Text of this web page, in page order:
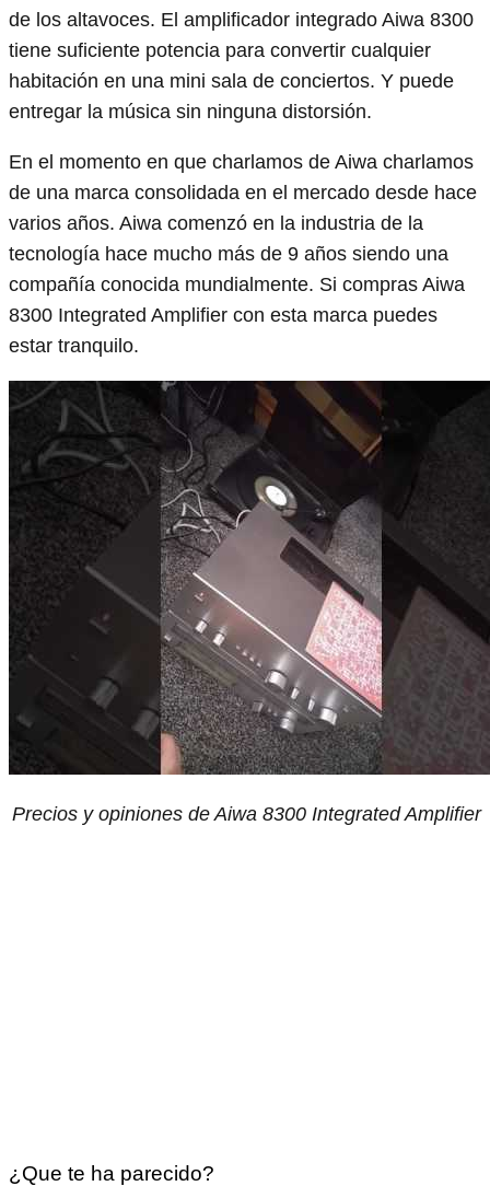
de los altavoces. El amplificador integrado Aiwa 8300
tiene suficiente potencia para convertir cualquier
habitación en una mini sala de conciertos. Y puede
entregar la música sin ninguna distorsión.
En el momento en que charlamos de Aiwa charlamos
de una marca consolidada en el mercado desde hace
varios años. Aiwa comenzó en la industria de la
tecnología hace mucho más de 9 años siendo una
compañía conocida mundialmente. Si compras Aiwa
8300 Integrated Amplifier con esta marca puedes
estar tranquilo.
Precios y opiniones de Aiwa 8300 Integrated Amplifier
¿Que te ha parecido?